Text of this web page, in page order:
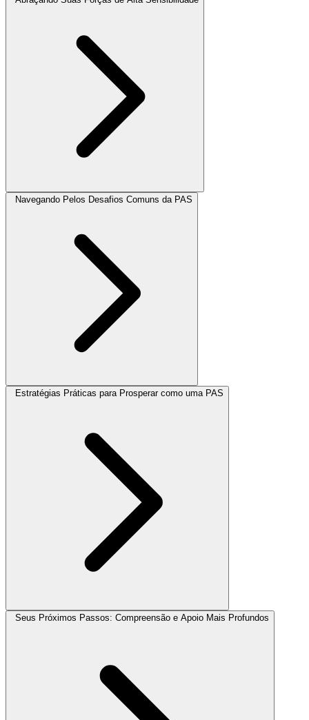
Navegando Pelos Desafios Comuns da PAS
Estratégias Práticas para Prosperar como uma PAS
Seus Próximos Passos: Compreensão e Apoio Mais Profundos